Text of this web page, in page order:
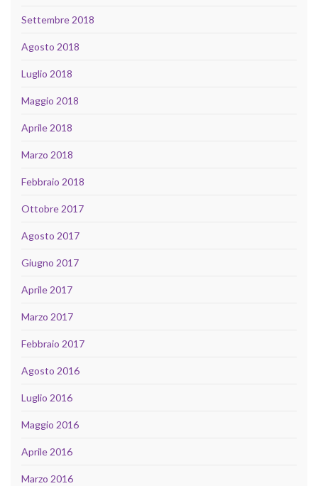
Settembre 2018
Agosto 2018
Luglio 2018
Maggio 2018
Aprile 2018
Marzo 2018
Febbraio 2018
Ottobre 2017
Agosto 2017
Giugno 2017
Aprile 2017
Marzo 2017
Febbraio 2017
Agosto 2016
Luglio 2016
Maggio 2016
Aprile 2016
Marzo 2016